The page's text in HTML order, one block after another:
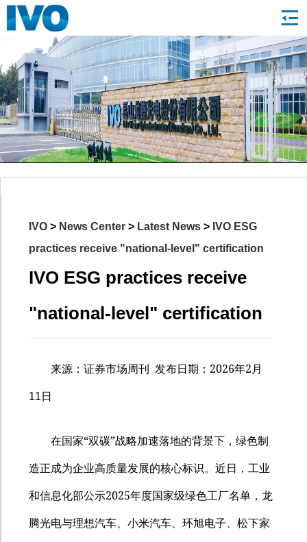
IVO > News Center > Latest News > IVO ESG
practices receive "national-level" certification
IVO ESG practices receive
"national-level" certification
来源：证券市场周刊 发布日期： 2026年2 月
11 日
在国家“双碳”战略加速落地的背景下，绿色制
造正成为企业高质量发展的核心标识。近日，工业
和信息化部公示2025年度国家级绿色工厂名单，龙
腾光电与理想汽车、小米汽车、环旭电子、松下家